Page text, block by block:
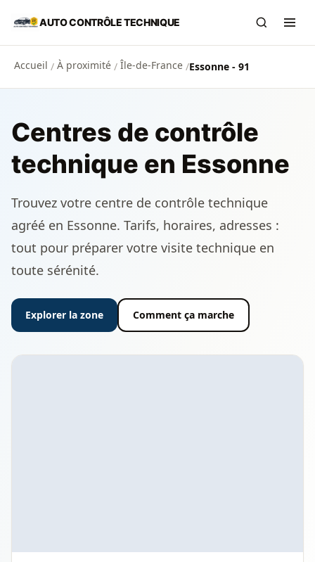
Aller au contenu principal
AUTO CONTRÔLE TECHNIQUE
Accueil / À proximité / Île-de-France /Essonne - 91
Centres de contrôle
technique en Essonne
Trouvez votre centre de contrôle technique
agréé en Essonne. Tarifs, horaires, adresses :
tout pour préparer votre visite technique en
toute sérénité.
Explorer la zone Comment ça marche